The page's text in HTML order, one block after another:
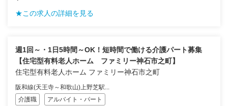
★この求人の詳細を見る
週1回～・1日5時間～OK！短時間で働ける介護パート募集
【住宅型有料老人ホーム ファミリー神石市之町】
住宅型有料老人ホーム ファミリー神石市之町
阪和線(天王寺～和歌山)上野芝駅...
介護職
アルバイト・パート